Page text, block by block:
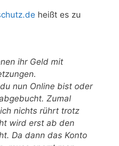
heißt es zu
ihr Geld mit
nun Online bist oder
Zumal
nichts rührt trotz
wird erst ab den
Da dann das Konto